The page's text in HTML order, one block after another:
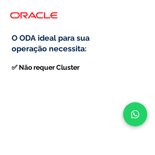
O ODA ideal para sua
operação necessita:
✅ Não requer Cluster